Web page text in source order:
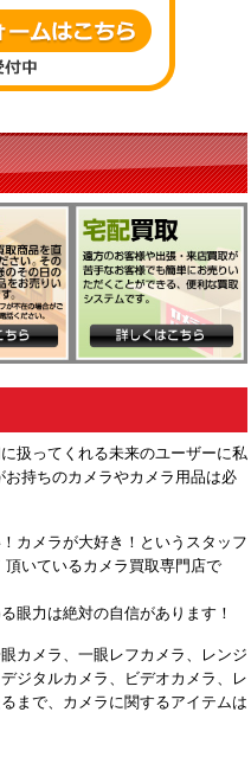
扱ってくれる未来のユーザーに私
持ちのカメラやカメラ用品は必
カメラが大好き！というスタッフ
いているカメラ買取専門店で
眼力は絶対の自信があります！
カメラ、一眼レフカメラ、レンジ
ジタルカメラ、ビデオカメラ、レ
まで、カメラに関するアイテムは